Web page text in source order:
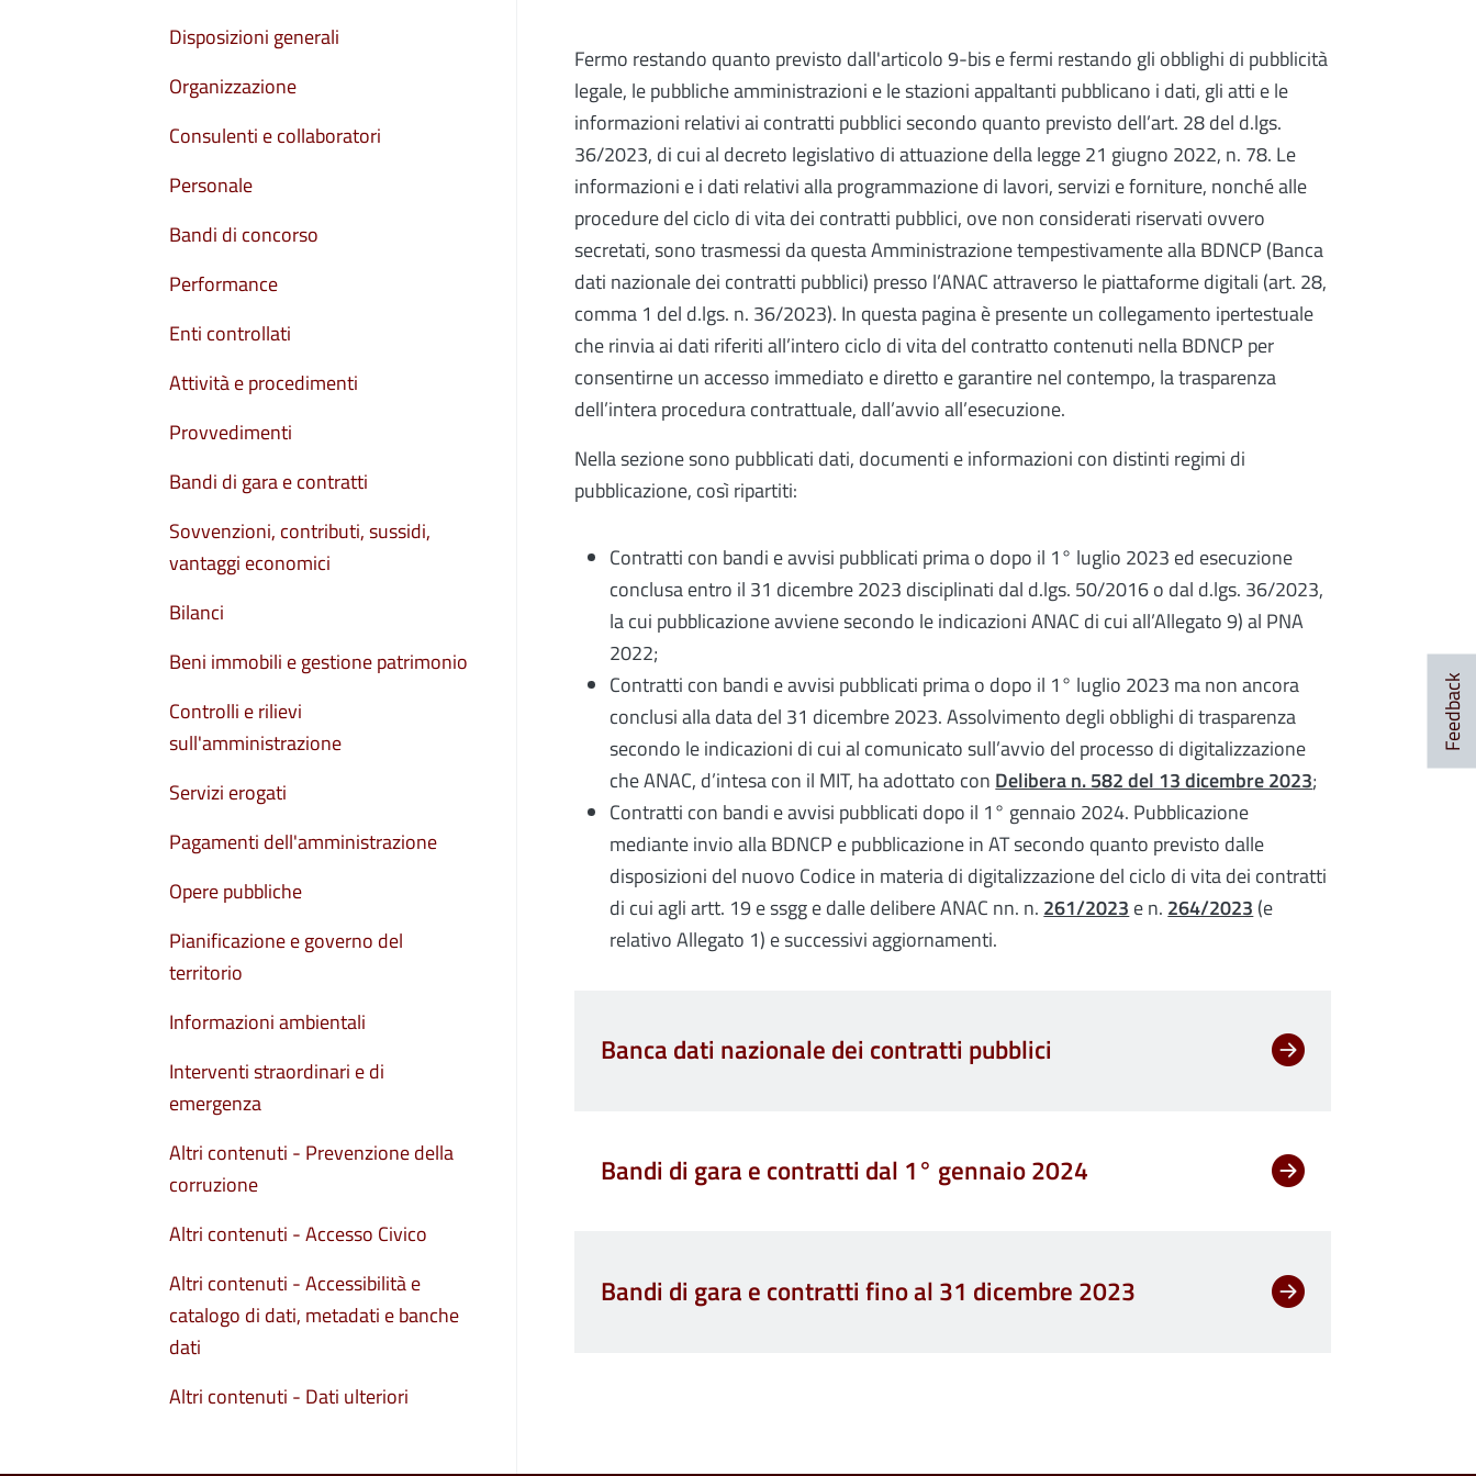
Fermo restando quanto previsto dall'articolo 9-bis e fermi restando gli obblighi di pubblicità
legale, le pubbliche amministrazioni e le stazioni appaltanti pubblicano i dati, gli atti e le
informazioni relativi ai contratti pubblici secondo quanto previsto dell’art. 28 del d.lgs.
36/2023, di cui al decreto legislativo di attuazione della legge 21 giugno 2022, n. 78. Le
informazioni e i dati relativi alla programmazione di lavori, servizi e forniture, nonché alle
procedure del ciclo di vita dei contratti pubblici, ove non considerati riservati ovvero
secretati, sono trasmessi da questa Amministrazione tempestivamente alla BDNCP (Banca
dati nazionale dei contratti pubblici) presso l’ANAC attraverso le piattaforme digitali (art. 28,
comma 1 del d.lgs. n. 36/2023). In questa pagina è presente un collegamento ipertestuale
che rinvia ai dati riferiti all’intero ciclo di vita del contratto contenuti nella BDNCP per
consentirne un accesso immediato e diretto e garantire nel contempo, la trasparenza
dell’intera procedura contrattuale, dall’avvio all’esecuzione.
Nella sezione sono pubblicati dati, documenti e informazioni con distinti regimi di
pubblicazione, così ripartiti:
Contratti con bandi e avvisi pubblicati prima o dopo il 1° luglio 2023 ed esecuzione
conclusa entro il 31 dicembre 2023 disciplinati dal d.lgs. 50/2016 o dal d.lgs. 36/2023,
la cui pubblicazione avviene secondo le indicazioni ANAC di cui all’Allegato 9) al PNA
2022;
Contratti con bandi e avvisi pubblicati prima o dopo il 1° luglio 2023 ma non ancora
conclusi alla data del 31 dicembre 2023. Assolvimento degli obblighi di trasparenza
secondo le indicazioni di cui al comunicato sull’avvio del processo di digitalizzazione
che ANAC, d’intesa con il MIT, ha adottato con Delibera n. 582 del 13 dicembre 2023;
Contratti con bandi e avvisi pubblicati dopo il 1° gennaio 2024. Pubblicazione
mediante invio alla BDNCP e pubblicazione in AT secondo quanto previsto dalle
disposizioni del nuovo Codice in materia di digitalizzazione del ciclo di vita dei contratti
di cui agli artt. 19 e ssgg e dalle delibere ANAC nn. n. 261/2023 e n. 264/2023 (e
relativo Allegato 1) e successivi aggiornamenti.
Banca dati nazionale dei contratti pubblici
Bandi di gara e contratti dal 1° gennaio 2024
Bandi di gara e contratti fino al 31 dicembre 2023
Disposizioni generali
Organizzazione
Consulenti e collaboratori
Personale
Bandi di concorso
Performance
Enti controllati
Attività e procedimenti
Provvedimenti
Bandi di gara e contratti
Sovvenzioni, contributi, sussidi,
vantaggi economici
Bilanci
Beni immobili e gestione patrimonio
Controlli e rilievi
sull'amministrazione
Servizi erogati
Pagamenti dell'amministrazione
Opere pubbliche
Pianificazione e governo del
territorio
Informazioni ambientali
Interventi straordinari e di
emergenza
Altri contenuti - Prevenzione della
corruzione
Altri contenuti - Accesso Civico
Altri contenuti - Accessibilità e
catalogo di dati, metadati e banche
dati
Altri contenuti - Dati ulteriori
Feedback